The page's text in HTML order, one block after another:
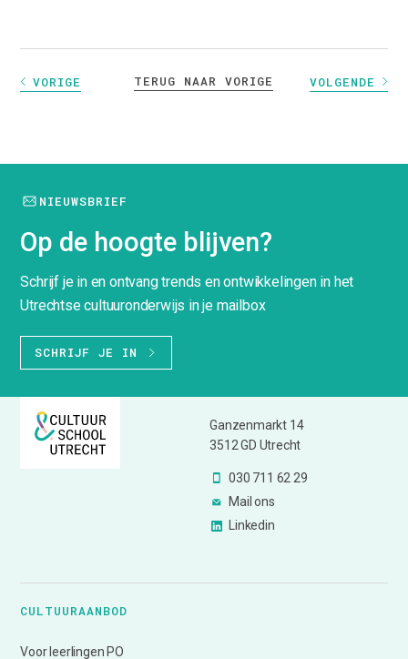
VORIGE TERUG NAAR VORIGE VOLGENDE
NIEUWSBRIEF
Op de hoogte blijven?
Schrijf je in en ontvang trends en ontwikkelingen in het
Utrechtse cultuuronderwijs in je mailbox
SCHRIJF JE IN
Ganzenmarkt 14
3512 GD Utrecht
030 711 62 29
Mail ons
Linkedin
CULTUURAANBOD
Voor leerlingen PO